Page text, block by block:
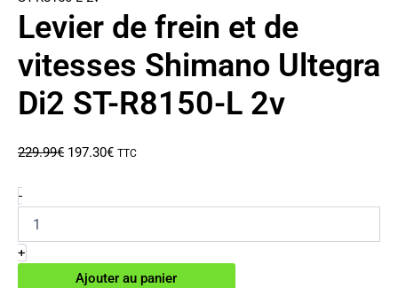
Levier de frein et de
vitesses Shimano Ultegra
Di2 ST-R8150-L 2v
229.99€ Le
197.30€Le
TTC
-quantité
de
Levier
de
frein
+
Ajouter au panier